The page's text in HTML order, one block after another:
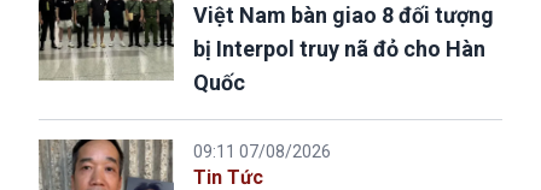
Việt Nam bàn giao 8 đối tượng
bị Interpol truy nã đỏ cho Hàn
Quốc
09:11 07/08/2026
Tin Tức